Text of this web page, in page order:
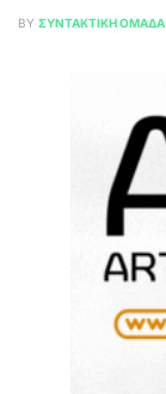
BY ΣΥΝΤΑΚΤΙΚΉ ΟΜΆΔΑ